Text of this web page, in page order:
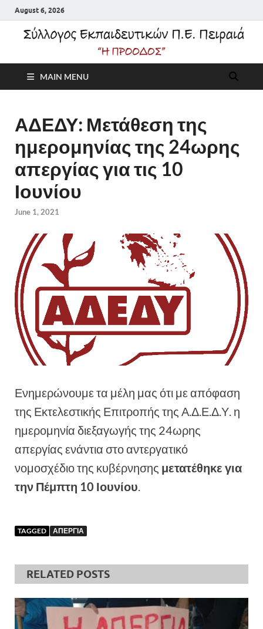
August 6, 2026
Σύλλογος
Εκπαιδευτικών Π.Ε.
Πειραιά "Η Πρόοδος"
MAIN MENU
ΑΔΕΔΥ: Μετάθεση της
ημερομηνίας της 24ωρης
απεργίας για τις 10
Ιουνίου
June 1, 2021
Ενημερώνουμε τα μέλη μας ότι με απόφαση
της Εκτελεστικής Επιτροπής της Α.Δ.Ε.Δ.Υ. η
ημερομηνία διεξαγωγής της 24ωρης
απεργίας ενάντια στο αντεργατικό
νομοσχέδιο της κυβέρνησης μετατέθηκε για
την Πέμπτη 10 Ιουνίου
TAGGED ΑΠΕΡΓΙΑ
RELATED POSTS